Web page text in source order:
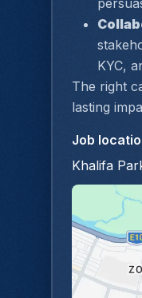
KYC,
The right
lasting
Job
Khalifa